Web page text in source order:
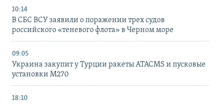
10:14
В СБС ВСУ заявили о поражении трех судов
российского «теневого флота» в Черном море
09:05
Украина закупит у Турции ракеты ATACMS и пусковые
установки M270
18:10